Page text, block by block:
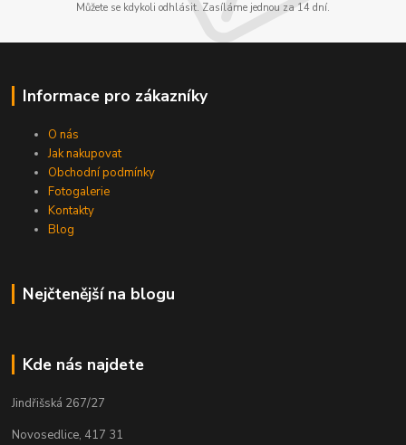
Můžete se kdykoli odhlásit. Zasíláme jednou za 14 dní.
Informace pro zákazníky
O nás
Jak nakupovat
Obchodní podmínky
Fotogalerie
Kontakty
Blog
Nejčtenější na blogu
Kde nás najdete
Jindřišská 267/27
Novosedlice, 417 31